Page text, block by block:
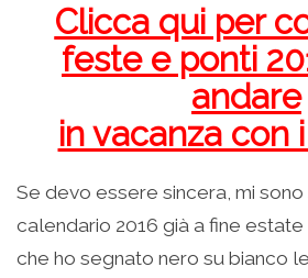
Clicca qui per
feste e ponti
andare
in vacanza con
Se devo essere sincera, mi
calendario 2016 già a fine estate
che ho segnato nero su bianco